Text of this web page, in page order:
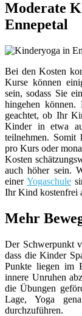
Moderate
Ennepetal
Bei den Kosten
Kurse können
sein, sodass Sie
hingehen
geachtet, ob Ihr
Kinder in etwa
teilnehmen. Somit
pro Kurs oder
Kosten
auch höher sein.
einer Yogaschule
Ihr Kind kostenfrei
Mehr
Der Schwerpunkt
dass die Kinder
Punkte liegen im
innere Unruhen
die Übungen
Lage, Yoga
durchzuführen.